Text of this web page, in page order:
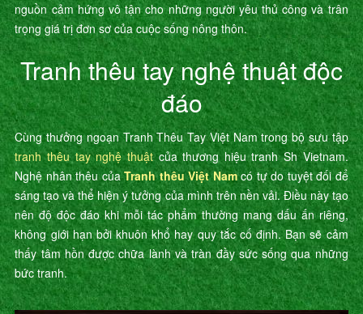
nguồn cảm hứng vô tận cho những người yêu thủ công và trân
trọng giá trị đơn sơ của cuộc sống nông thôn.
Tranh thêu tay nghệ thuật độc
đáo
Cùng thưởng ngoạn Tranh Thêu Tay Việt Nam trong bộ sưu tập
tranh thêu tay nghệ thuậtcủa thương hiệu tranh Sh Vietnam.
Nghệ nhân thêu củaTranh thêu Việt Namcó tự do tuyệt đối để
sáng tạo và thể hiện ý tưởng của mình trên nền vải. Điều này tạo
nên độ độc đáo khi mỗi tác phẩm thường mang dấu ấn riêng,
không giới hạn bởi khuôn khổ hay quy tắc cố định. Bạn sẽ cảm
thấy tâm hồn được chữa lành và tràn đầy sức sống qua những
bức tranh.